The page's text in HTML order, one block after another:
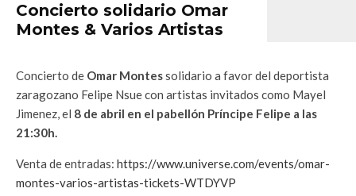
Concierto solidario Omar
Montes & Varios Artistas
Concierto de Omar Montessolidario a favor del deportista
zaragozano Felipe Nsue con artistas invitados como Mayel
Jimenez, el 8 de abril en el pabellón Príncipe Felipe a las
21:30h.
Venta de entradas: https://www.universe.com/events/omar-
montes-varios-artistas-tickets-WTDYVP